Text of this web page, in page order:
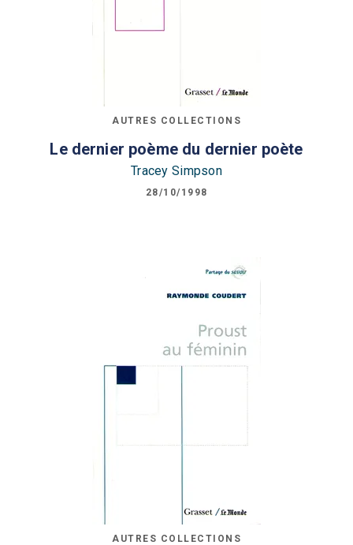
AUTRES COLLECTIONS
Le dernier poème du dernier poète
Tracey Simpson
28/10/1998
AUTRES COLLECTIONS